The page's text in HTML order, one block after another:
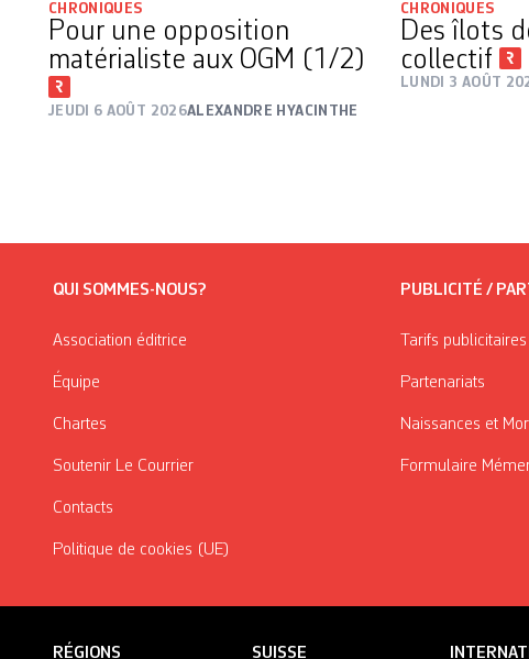
CHRONIQUES
Pour une opposition
matérialiste aux OGM (1/2)
JEUDI 6 AOÛT 2026ALEXANDRE HYACINTHE
CHRONIQUES
Des îlots
collectif
LUNDI 3 AOÛT
QUI SOMMES-NOUS?
Association éditrice
Équipe
Chartes
Soutenir Le Courrier
Contacts
Politique de cookies (UE)
PUBLICITÉ /
Tarifs publicitaires
Partenariats
Naissances et
Formulaire
RÉGIONS SUISSE